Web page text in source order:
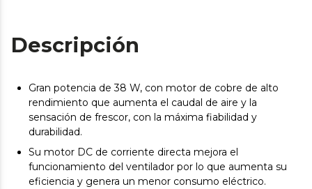
Descripción
Gran potencia de 38 W, con motor de cobre de alto
rendimiento que aumenta el caudal de aire y la
sensación de frescor, con la máxima fiabilidad y
durabilidad.
Su motor DC de corriente directa mejora el
funcionamiento del ventilador por lo que aumenta su
eficiencia y genera un menor consumo eléctrico.